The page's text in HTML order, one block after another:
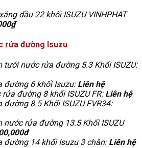
dầu 22 khối ISUZU VINHPHAT
rửa đường Isuzu
tưới nước rửa đường 5.3 Khối ISUZU:
đường 6 khối Isuzu: Liên hệ
đường 8 khối ISUZU FR: Liên hệ
8.5 Khối ISUZU FVR34:
nước rửa đường 13.5 Khối ISUZU
đường 14 khối Isuzu 3 chân: Liên hệ